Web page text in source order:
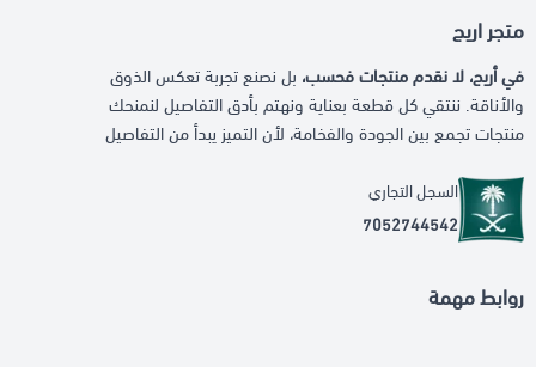
متجر اريج
في أريج، لا نقدم منتجات فحسب، بل نصنع تجربة تعكس الذوق
والأناقة. ننتقي كل قطعة بعناية ونهتم بأدق التفاصيل لنمنحك
منتجات تجمع بين الجودة والفخامة، لأن التميز يبدأ من التفاصيل
السجل التجاري
7052744542
روابط مهمة